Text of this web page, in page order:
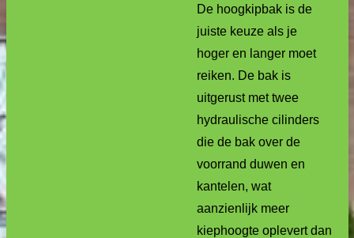
De hoogkipbak is de
juiste keuze als je
hoger en langer moet
reiken. De bak is
uitgerust met twee
hydraulische cilinders
die de bak over de
voorrand duwen en
kantelen, wat
aanzienlijk meer
kiephoogte oplevert dan